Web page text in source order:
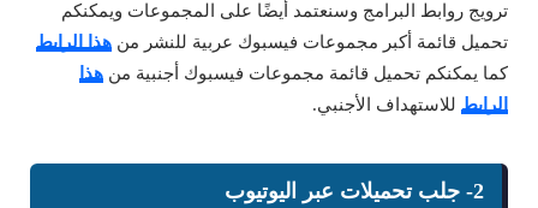
ترويج روابط البرامج وسنعتمد أيضًا على المجموعات ويمكنكم
تحميل قائمة أكبر مجموعات فيسبوك عربية للنشر من هذا الرابط
كما يمكنكم تحميل قائمة مجموعات فيسبوك أجنبية من هذا
الرابط للاستهداف الأجنبي.
2- جلب تحميلات عبر اليوتيوب